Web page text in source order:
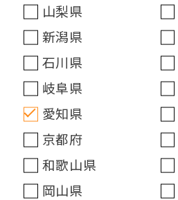
山梨県
新潟県
石川県
岐阜県
愛知県
京都府
和歌山県
岡山県